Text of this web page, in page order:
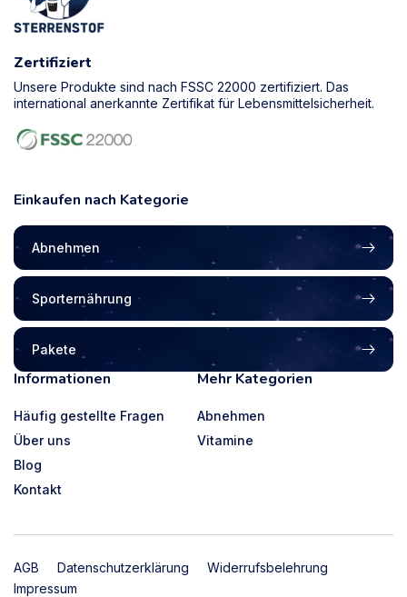
Zertifiziert
Unsere Produkte sind nach FSSC 22000 zertifiziert. Das
international anerkannte Zertifikat für Lebensmittelsicherheit.
Einkaufen nach Kategorie
Abnehmen
Sporternährung
Pakete
Informationen
Häufig gestellte Fragen
Über uns
Blog
Kontakt
Mehr Kategorien
Abnehmen
Vitamine
AGB Datenschutzerklärung
Widerrufsbelehrung
Impressum